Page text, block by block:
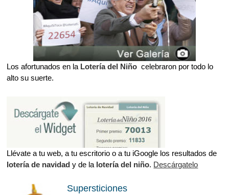
Los afortunados en la Lotería del Niñocelebraron por todo lo
alto su suerte.
Llévate a tu web, a tu escritorio o a tu iGoogle los resultados de
lotería de navidad y de la lotería del niño. Descárgatelo
Supersticiones